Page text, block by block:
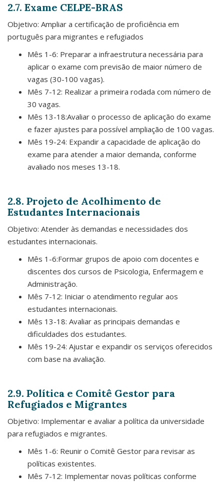
2.7. Exame CELPE-BRAS
Objetivo: Ampliar a certificação de proficiência em
português para migrantes e refugiados
Mês 1-6: Preparar a infraestrutura necessária para
aplicar o exame com previsão de maior número de
vagas (30-100 vagas).
Mês 7-12: Realizar a primeira rodada com número de
30 vagas.
Mês 13-18:Avaliar o processo de aplicação do exame
e fazer ajustes para possível ampliação de 100 vagas.
Mês 19-24: Expandir a capacidade de aplicação do
exame para atender a maior demanda, conforme
avaliado nos meses 13-18.
2.8. Projeto de Acolhimento de
Estudantes Internacionais
Objetivo: Atender às demandas e necessidades dos
estudantes internacionais.
Mês 1-6:Formar grupos de apoio com docentes e
discentes dos cursos de Psicologia, Enfermagem e
Administração.
Mês 7-12: Iniciar o atendimento regular aos
estudantes internacionais.
Mês 13-18: Avaliar as principais demandas e
dificuldades dos estudantes.
Mês 19-24: Ajustar e expandir os serviços oferecidos
com base na avaliação.
2.9. Política e Comitê Gestor para
Refugiados e Migrantes
Objetivo: Implementar e avaliar a política da universidade
para refugiados e migrantes.
Mês 1-6: Reunir o Comitê Gestor para revisar as
políticas existentes.
Mês 7-12: Implementar novas políticas conforme